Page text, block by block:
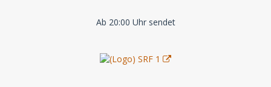
Ab 20:00 Uhr sendet